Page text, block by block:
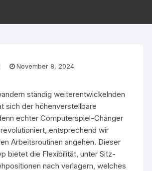
November 8, 2024
ständig weiterentwickelnden
sich der höhenverstellbare
echter Computerspiel-Changer
entsprechend wir
Arbeitsroutinen angehen. Dieser
bietet die Flexibilität, unter Sitz-
nach verlagern, welches